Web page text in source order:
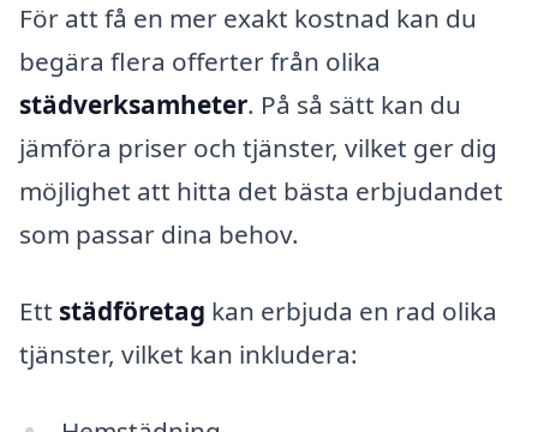
För att få en mer exakt kostnad kan du
begära flera offerter från olika
städverksamheter. På så sätt kan du
jämföra priser och tjänster, vilket ger dig
möjlighet att hitta det bästa erbjudandet
som passar dina behov.
Ett städföretag kan erbjuda en rad olika
tjänster, vilket kan inkludera: